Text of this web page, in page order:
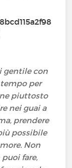
gentile con
per
piuttosto
nei guai a
prendere
possibile
Non
fare,